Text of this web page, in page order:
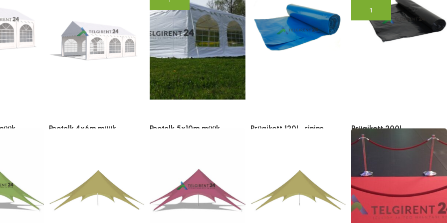
(lisandub KM)
Vali
Lisa korvi
Peotelk 4x6m müük Peotelk 5x10m müük Prügikott 120L, sinine Prügikott 200L
0.90 – 45.00€ (lisandub
Vali